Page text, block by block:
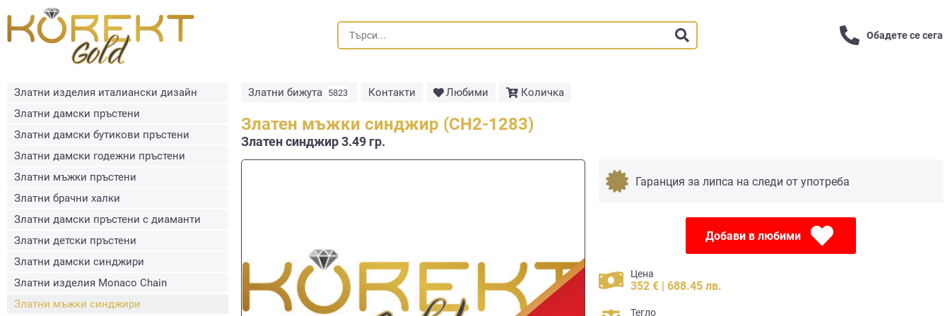
Обадете се сега
Златни изделия италиански дизайн
Златни дамски пръстени
Златни дамски бутикови пръстени
Златни дамски годежни пръстени
Златни мъжки пръстени
Златни брачни халки
Златни дамски пръстени с диаманти
Златни детски пръстени
Златни дамски синджири
Златни изделия Monaco Chain
Златни мъжки синджири
Златни бижута 5823 Контакти Любими Количка
Златен мъжки синджир (СН2-1283)
Златен синджир 3.49 гр.
Гаранция за липса на следи от употреба
Добави в любими
Цена
352 € | 688.45 лв.
Тегло